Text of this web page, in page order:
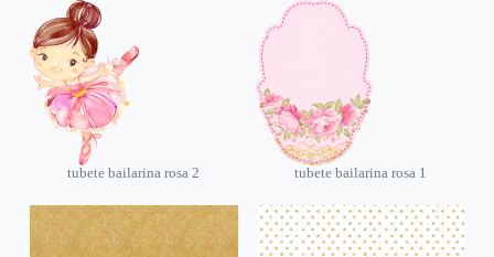
tubete bailarina rosa 2 tubete bailarina rosa 1